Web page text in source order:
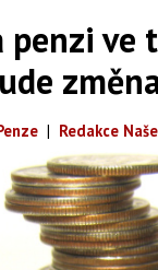
penzi
| Redakce